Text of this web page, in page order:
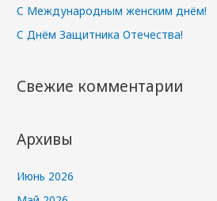
С Международным женским днём!
С Днём Защитника Отечества!
Свежие комментарии
Архивы
Июнь 2026